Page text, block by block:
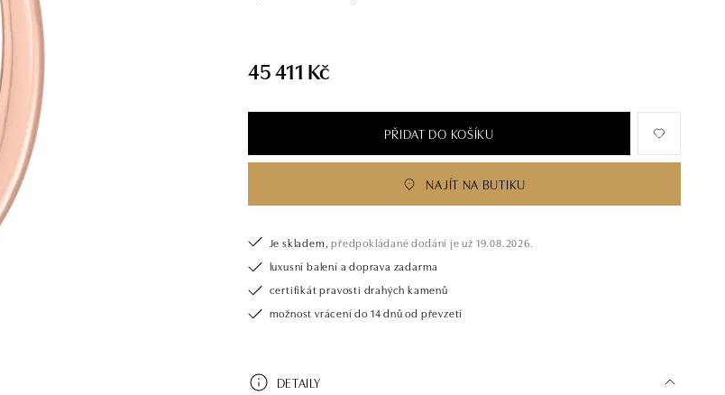
45 411 Kč
PŘIDAT DO KOŠÍKU
NAJÍT NA BUTIKU
Je skladem, předpokládané dodání je už 19.08.2026.
luxusní balení a doprava zadarma
certifikát pravosti drahých kamenů
možnost vrácení do 14 dnů od převzetí
DETAILY